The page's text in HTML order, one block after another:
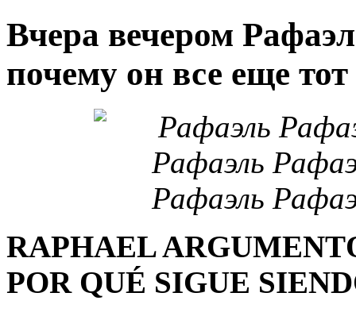
Вчера вечером
почему он все еще
RAPHAEL
POR QUÉ SIGUE